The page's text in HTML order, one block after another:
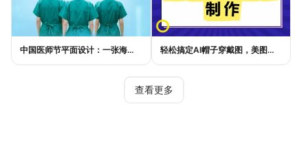
中国医师节平面设计：一张海报如何讲好白衣故事 轻松搞定AI帽子穿戴图，美图设计室电商主图教程
查看更多